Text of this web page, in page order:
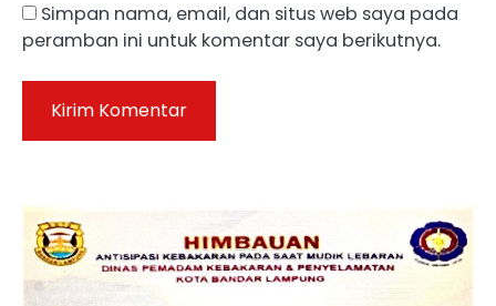
Simpan nama, email, dan situs web saya pada
peramban ini untuk komentar saya berikutnya.